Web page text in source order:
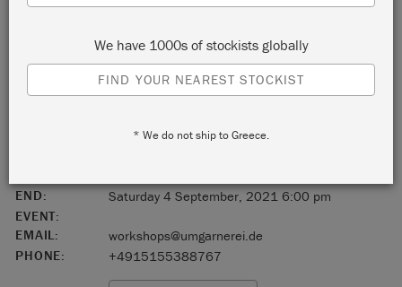
Germany
96047
END:
Saturday 4 September, 2021 6:00 pm
EVENT:
EMAIL:
workshops@umgarnerei.de
PHONE:
+4915155388767
We have 1000s of stockists globally
FIND YOUR NEAREST STOCKIST
* We do not ship to Greece.